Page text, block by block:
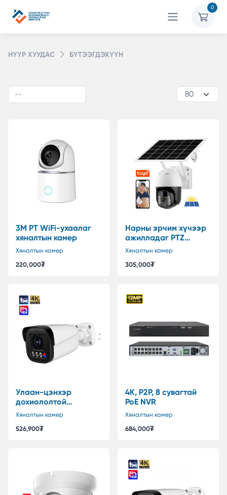
0
НҮҮР ХУУДАС БҮТЭЭГДЭХҮҮН
3M PT WiFi-ухаалаг
хяналтын камер
Хяналтын камер
220,000₮
Нарны эрчим хүчээр
ажилладаг PTZ
хяналтын камер WiFi
Хяналтын камер
305,000₮
Улаан-цэнхэр
дохиололтой
Motorized линзтэй
8MP POE ухаалаг
хяналтын камер
Хяналтын камер
526,900₮
4K, P2P, 8 сувагтай
PoE NVR
Хяналтын камер
684,000₮